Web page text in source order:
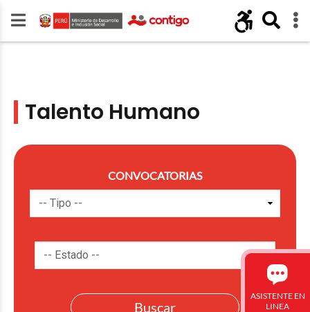
Talento Humano
CONVOCATORIAS
ASISTENTE EN
LINEA